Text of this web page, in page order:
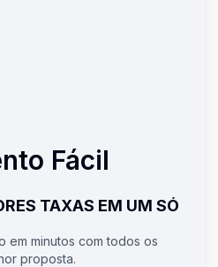
Fácil
TAXAS EM UM SÓ
em minutos com todos os
proposta.